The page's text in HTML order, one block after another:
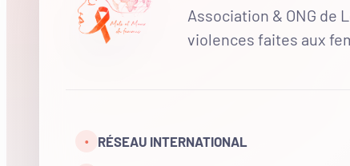
Association & ONG de
violences faites aux
• RÉSEAU INTERNATIONAL